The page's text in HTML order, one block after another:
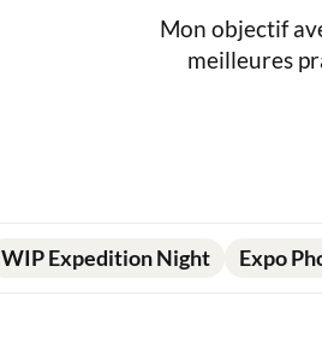
Mon objectif
meilleures
WIP Expedition Night Expo